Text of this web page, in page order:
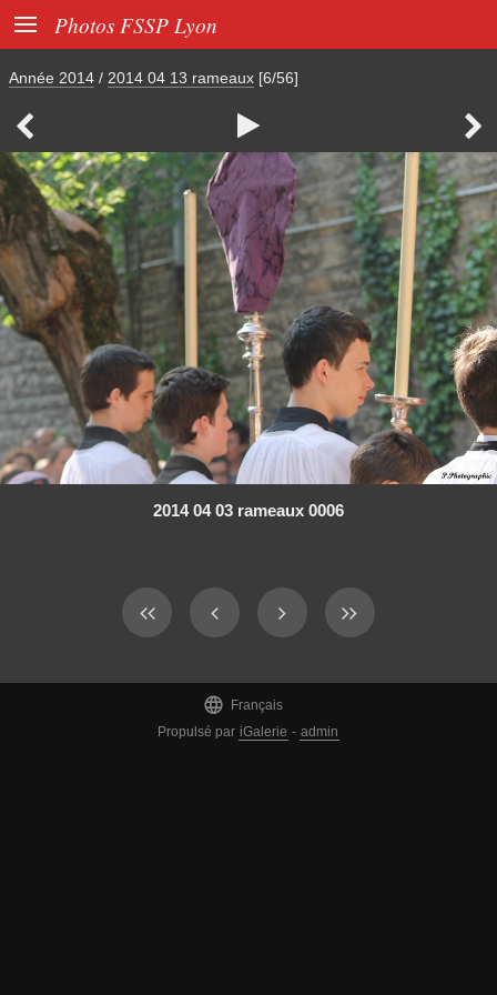
 Photos FSSP Lyon
Année 2014 / 2014 04 13 rameaux [6/56]
  
2014 04 03 rameaux 0006

Français
Propulsé par iGalerie - admin